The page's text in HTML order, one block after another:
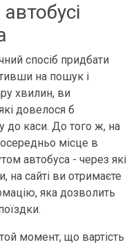
спосіб придбати
на пошук і
хвилин, ви
довелося б
до каси. До того ж, на
місце в
автобуса - через які
на сайті ви отримаєте
яка дозволить
момент, що вартість